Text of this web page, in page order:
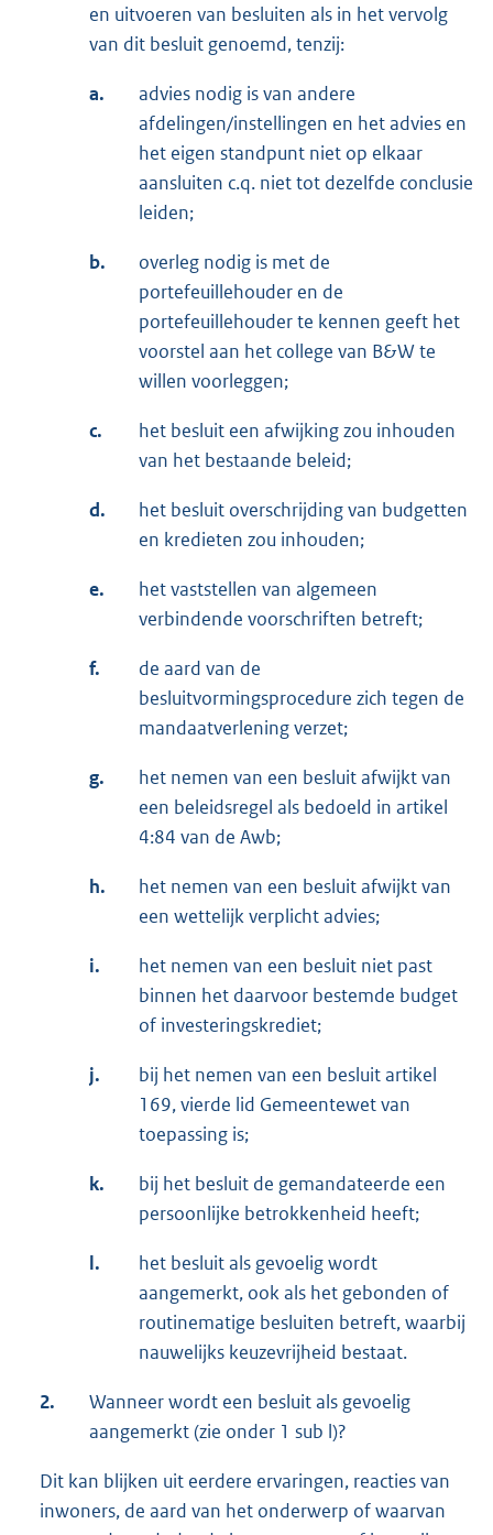
en uitvoeren van besluiten als in het vervolg
van dit besluit genoemd, tenzij:
a.
advies nodig is van andere
afdelingen/instellingen en het advies en
het eigen standpunt niet op elkaar
aansluiten c.q. niet tot dezelfde conclusie
leiden;
b.
overleg nodig is met de
portefeuillehouder en de
portefeuillehouder te kennen geeft het
voorstel aan het college van B&W te
willen voorleggen;
c.
het besluit een afwijking zou inhouden
van het bestaande beleid;
d.
het besluit overschrijding van budgetten
en kredieten zou inhouden;
e.
het vaststellen van algemeen
verbindende voorschriften betreft;
f.
de aard van de
besluitvormingsprocedure zich tegen de
mandaatverlening verzet;
g.
het nemen van een besluit afwijkt van
een beleidsregel als bedoeld in artikel
4:84 van de Awb;
h.
het nemen van een besluit afwijkt van
een wettelijk verplicht advies;
i.
het nemen van een besluit niet past
binnen het daarvoor bestemde budget
of investeringskrediet;
j.
bij het nemen van een besluit artikel
169, vierde lid Gemeentewet van
toepassing is;
k.
bij het besluit de gemandateerde een
persoonlijke betrokkenheid heeft;
l.
het besluit als gevoelig wordt
aangemerkt, ook als het gebonden of
routinematige besluiten betreft, waarbij
nauwelijks keuzevrijheid bestaat.
2.
Wanneer wordt een besluit als gevoelig
aangemerkt (zie onder 1 sub l)?
Dit kan blijken uit eerdere ervaringen, reacties van
inwoners, de aard van het onderwerp of waarvan